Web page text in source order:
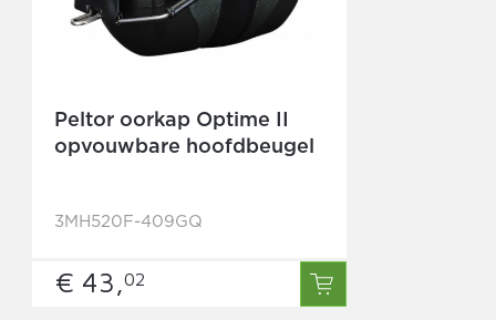
Peltor oorkap Optime II
opvouwbare hoofdbeugel
3MH520F-409GQ
€ 43,02